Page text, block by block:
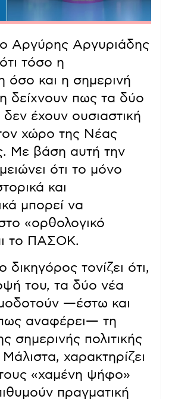
Αργύρης Αργυριάδης
τόσο η
όσο και η σημερινή
δείχνουν πως τα δύο
έχουν ουσιαστική
χώρο της Νέας
Με βάση αυτή την
ότι το μόνο
και
μπορεί να
«ορθολογικό
το ΠΑΣΟΚ.
δικηγόρος τονίζει ότι,
του, τα δύο νέα
—έστω και
αναφέρει— τη
σημερινής πολιτικής
χαρακτηρίζει
«χαμένη ψήφο»
πραγματική